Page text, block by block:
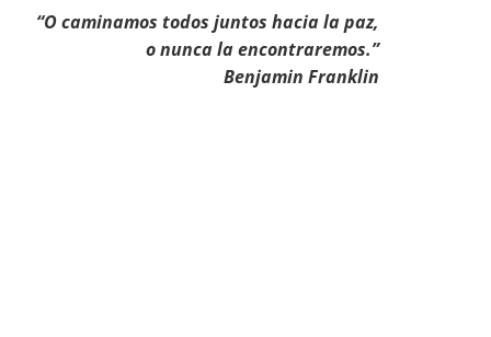
“O caminamos todos juntos hacia la paz,
o nunca la encontraremos.”
Benjamin Franklin